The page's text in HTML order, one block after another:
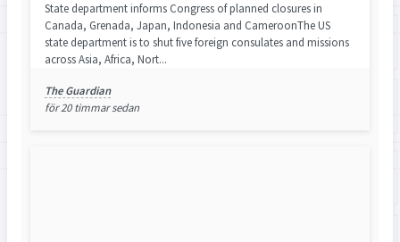
State department informs Congress of planned closures in
Canada, Grenada, Japan, Indonesia and CameroonThe US
state department is to shut five foreign consulates and missions
across Asia, Africa, Nort...
The Guardian
för 20 timmar sedan